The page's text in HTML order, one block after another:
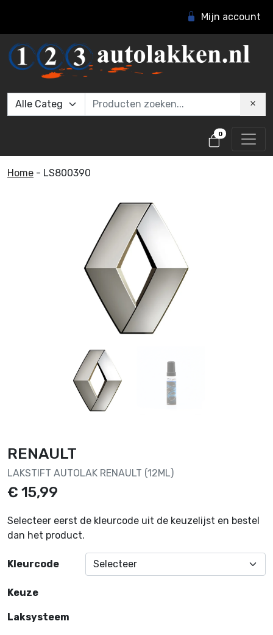
Mijn account
0
Home - LS800390
RENAULT
LAKSTIFT AUTOLAK RENAULT (12ML)
€ 15,99
Selecteer eerst de kleurcode uit de keuzelijst en bestel
dan het product.
Kleurcode
Keuze
Laksysteem